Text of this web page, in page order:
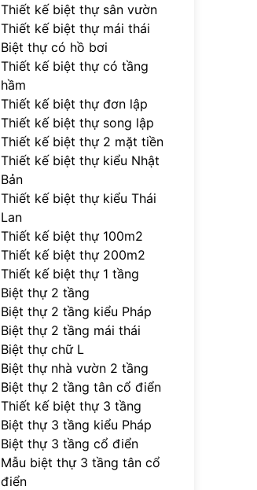
Thiết kế biệt thự sân vườn
Thiết kế biệt thự mái thái
Biệt thự có hồ bơi
Thiết kế biệt thự có tầng
hầm
Thiết kế biệt thự đơn lập
Thiết kế biệt thự song lập
Thiết kế biệt thự 2 mặt tiền
Thiết kế biệt thự kiểu Nhật
Bản
Thiết kế biệt thự kiểu Thái
Lan
Thiết kế biệt thự 100m2
Thiết kế biệt thự 200m2
Thiết kế biệt thự 1 tầng
Biệt thự 2 tầng
Biệt thự 2 tầng kiểu Pháp
Biệt thự 2 tầng mái thái
Biệt thự chữ L
Biệt thự nhà vườn 2 tầng
Biệt thự 2 tầng tân cổ điển
Thiết kế biệt thự 3 tầng
Biệt thự 3 tầng kiểu Pháp
Biệt thự 3 tầng cổ điển
Mẫu biệt thự 3 tầng tân cổ
điển